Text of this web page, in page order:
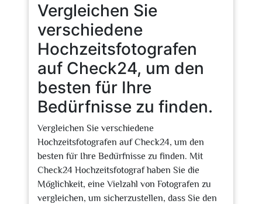
Vergleichen Sie
verschiedene
Hochzeitsfotografen
auf Check24, um den
besten für Ihre
Bedürfnisse zu finden.
Vergleichen Sie verschiedene
Hochzeitsfotografen auf Check24, um den
besten für Ihre Bedürfnisse zu finden. Mit
Check24 Hochzeitsfotograf haben Sie die
Möglichkeit, eine Vielzahl von Fotografen zu
vergleichen, um sicherzustellen, dass Sie den